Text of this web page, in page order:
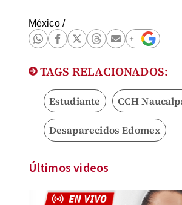
México/
TAGS RELACIONADOS:
Estudiante CCH
Desaparecidos Edomex
Últimos videos